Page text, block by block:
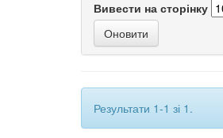
Вивести на сторінку
Результати 1-1 зі 1.